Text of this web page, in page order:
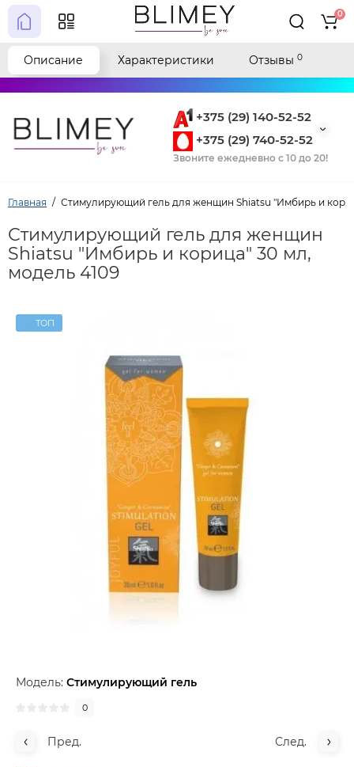
+375 (29) 140-52-52
+375 (29) 740-52-52
Звоните ежедневно с 10 до 20!
0
Главная Стимулирующий гель для женщин Shiatsu "Имбирь и
Стимулирующий гель для женщин
Shiatsu "Имбирь и корица" 30 мл,
модель 4109
ТОП
Модель: Стимулирующий гель
0
Пред. След.
Описание Характеристики Отзывы 0